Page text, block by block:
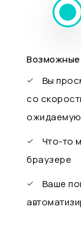
Вы
со
ожидаемую
Что-то
браузере
Ваше